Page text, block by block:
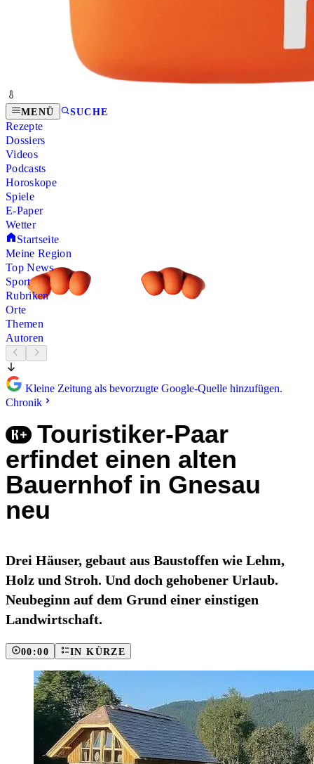
MENÜ SUCHE
Rezepte
Dossiers
Videos
Podcasts
Horoskope
Spiele
E-Paper
Wetter
Startseite
Meine Region
Top News
Sport
Rubriken
Orte
Themen
Autoren
Kleine Zeitung als bevorzugte Google-Quelle hinzufügen.
Chronik
Touristiker-Paar
erfindet einen alten
Bauernhof in Gnesau
neu
Drei Häuser, gebaut aus Baustoffen wie Lehm,
Holz und Stroh. Und doch gehobener Urlaub.
Neubeginn auf dem Grund einer einstigen
Landwirtschaft.
00:00 IN KÜRZE